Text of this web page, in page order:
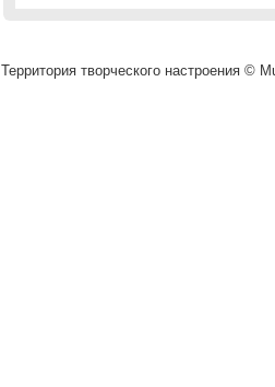
Территория творческого настроения ©